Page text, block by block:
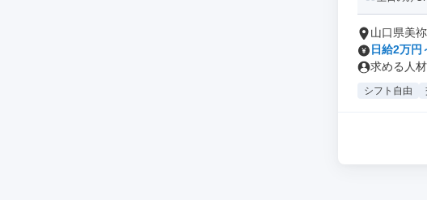
山口県美
日給2万円
求める人
シフト自由